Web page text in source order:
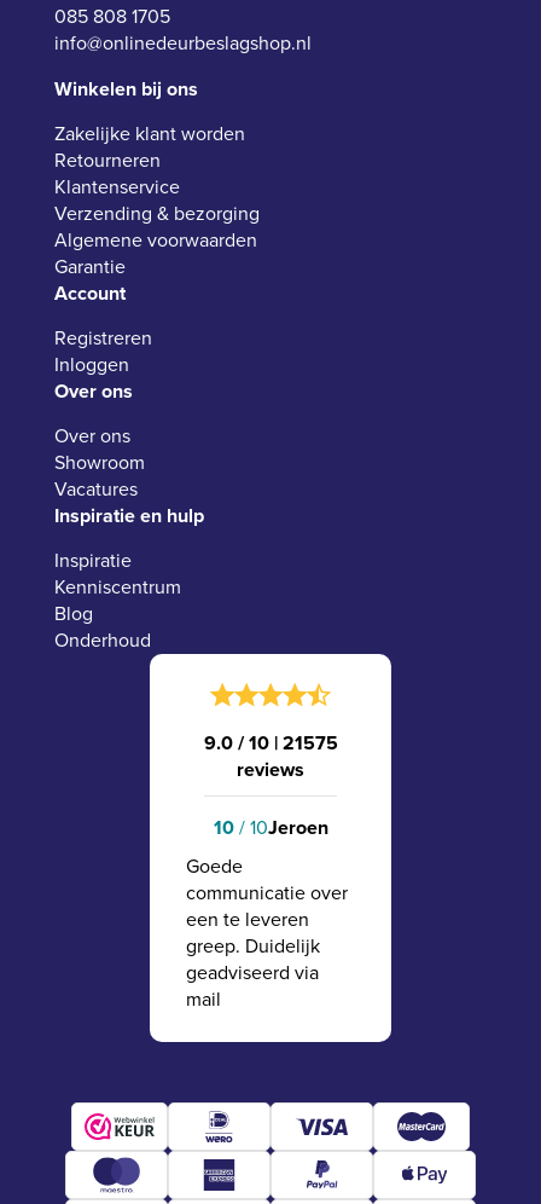
085 808 1705
info@onlinedeurbeslagshop.nl
Winkelen bij ons
Zakelijke klant worden
Retourneren
Klantenservice
Verzending & bezorging
Algemene voorwaarden
Garantie
Account
Registreren
Inloggen
Over ons
Over ons
Showroom
Vacatures
Inspiratie en hulp
Inspiratie
Kenniscentrum
Blog
Onderhoud
9.0 / 10 |21575
reviews
10/ 10Jeroen
Goede
communicatie over
een te leveren
greep. Duidelijk
geadviseerd via
mail